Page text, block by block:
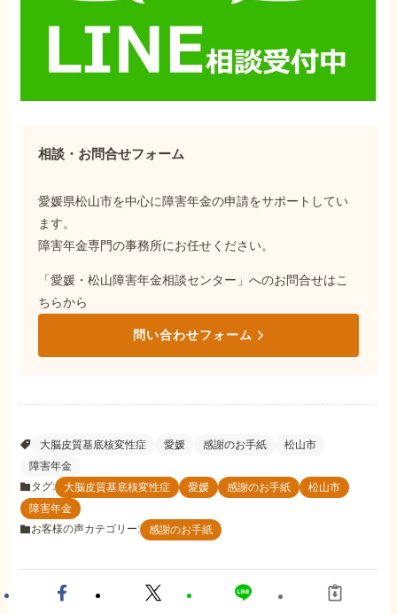
相談・お問合せフォーム
愛媛県松山市を中心に障害年金の申請をサポートしてい
ます。
障害年金専門の事務所にお任せください。
「愛媛・松山障害年金相談センター」へのお問合せはこ
ちらから
問い合わせフォーム
大脳皮質基底核変性症 愛媛 感謝のお手紙
松山市
障害年金
タグ:
大脳皮質基底核変性症 愛媛 感謝のお手紙
松山市
障害年金
お客様の声カテゴリー:
感謝のお手紙